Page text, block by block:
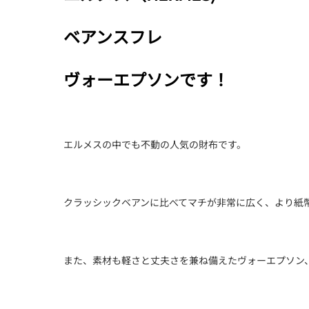
ベアンスフレ
ヴォーエプソンです！
エルメスの中でも不動の人気の財布です。
クラッシックベアンに比べてマチが非常に広く、より紙
また、素材も軽さと丈夫さを兼ね備えたヴォーエプソン、